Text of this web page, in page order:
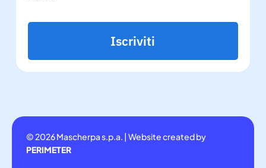
Iscriviti
© 2026 Mascherpa s.p.a. | Website created by
PERIMETER